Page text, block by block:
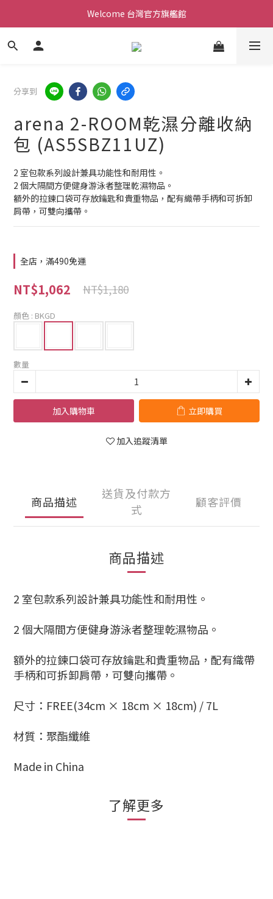
Welcome 台灣官方旗艦館
Welcome 台灣官方旗艦館
新會員加入現領折價200元。立即抵用。
分享到
arena 2-ROOM乾濕分離收納
包 (AS5SBZ11UZ)
2 室包款系列設計兼具功能性和耐用性。
2 個大隔間方便健身游泳者整理乾濕物品。
額外的拉鍊口袋可存放鑰匙和貴重物品，配有織帶手柄和可拆卸
肩帶，可雙向攜帶。
全店，滿490免運
NT$1,062 NT$1,180
顏色 : BKGD
數量
加入購物車 立即購買
加入追蹤清單
商品描述
送貨及付款方
式
顧客評價
商品描述
2 室包款系列設計兼具功能性和耐用性。
2 個大隔間方便健身游泳者整理乾濕物品。
額外的拉鍊口袋可存放鑰匙和貴重物品，配有織帶
手柄和可拆卸肩帶，可雙向攜帶。
尺寸：FREE(34cm × 18cm × 18cm) / 7L
材質：聚酯纖維
Made in China
了解更多